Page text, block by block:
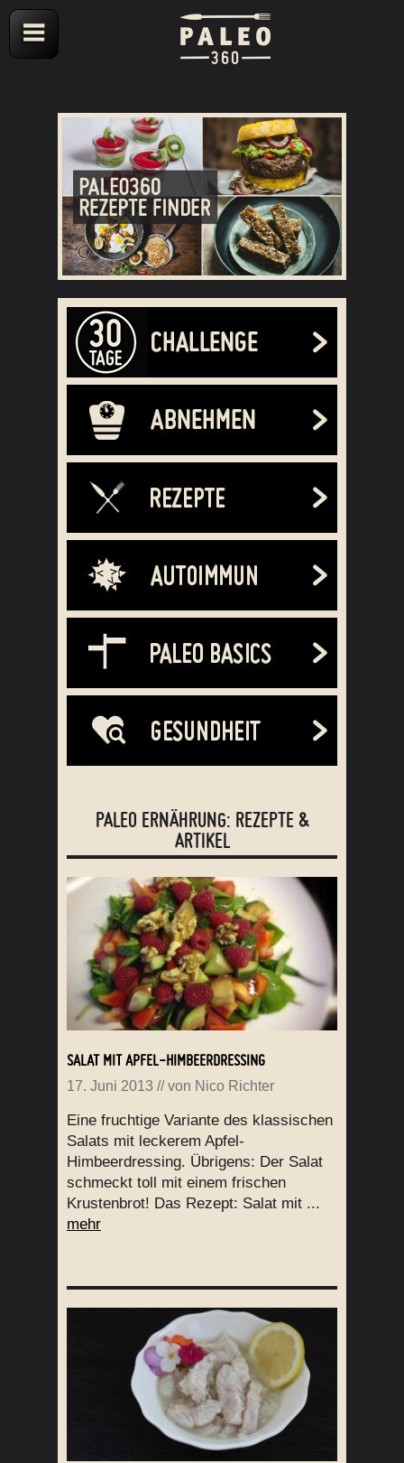
PALEO ERNÄHRUNG: REZEPTE &
ARTIKEL
SALAT MIT APFEL-HIMBEERDRESSING
17. Juni 2013 // von Nico Richter
Eine fruchtige Variante des klassischen
Salats mit leckerem Apfel-
Himbeerdressing. Übrigens: Der Salat
schmeckt toll mit einem frischen
Krustenbrot! Das Rezept: Salat mit ...
mehr